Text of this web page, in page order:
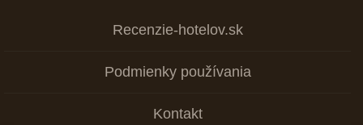
Recenzie-hotelov.sk
Podmienky používania
Kontakt